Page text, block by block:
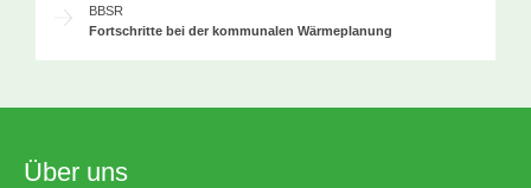
BBSR
Fortschritte bei der kommunalen Wärmeplanung
Über uns